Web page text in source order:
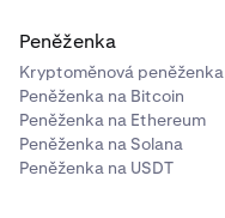
Peněženka
Kryptoměnová peněženka
Peněženka na Bitcoin
Peněženka na Ethereum
Peněženka na Solana
Peněženka na USDT